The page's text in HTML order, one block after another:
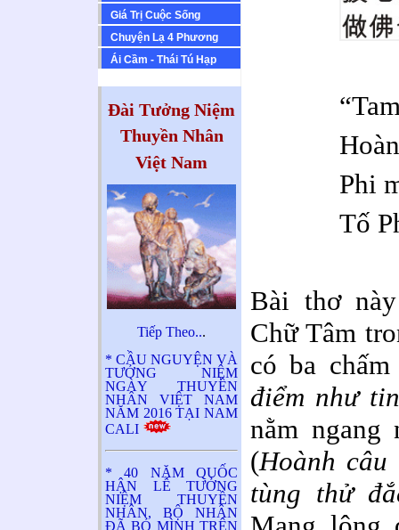
Giá Trị Cuộc Sống
Chuyện Lạ 4 Phương
Ái Cầm - Thái Tú Hạp
Đài Tưởng Niệm
Thuyền Nhân
Việt Nam
Tiếp Theo...
* CẦU NGUYỆN VÀ
TƯỞNG NIỆM
NGÀY THUYỀN
NHÂN VIỆT NAM
NĂM 2016 TẠI NAM
CALI
* 40 NĂM QUỐC
HẬN LỄ TƯỞNG
NIỆM THUYỀN
NHÂN, BỘ NHÂN
ĐÃ BỎ MÌNH TRÊN
Phi
Tố
Bài thơ
Chữ Tâm
có ba
điểm như
nằm ngang
(Hoành
tùng thử